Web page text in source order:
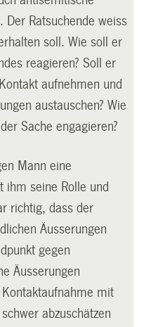
Der Ratsuchende weiss
soll. Wie soll er
reagieren? Soll er
aufnehmen und
austauschen? Wie
Sache engagieren?
Mann eine
ihm seine Rolle und
richtig, dass der
Äusserungen
gegen
Äusserungen
mit
abzuschätzen